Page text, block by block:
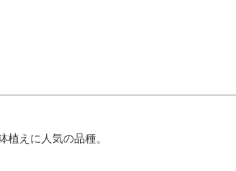
えに人気の品種。